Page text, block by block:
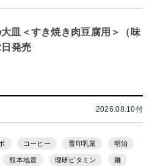
皿＜すき焼き肉豆腐用＞（味
発売
2026.08.10付
コーヒー 雪印乳業 明治
熊本地震 理研ビタミン 麺